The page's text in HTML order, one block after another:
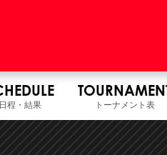
日程・結果 トーナメント表